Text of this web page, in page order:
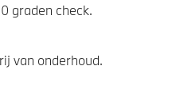
graden check.
van onderhoud.